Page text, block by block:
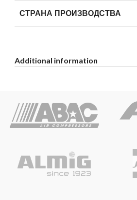
СТРАНА ПРОИЗВОДСТВА
Additional information